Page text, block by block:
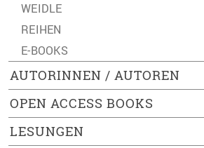
WEIDLE
REIHEN
E-BOOKS
AUTORINNEN / AUTOREN
OPEN ACCESS BOOKS
LESUNGEN